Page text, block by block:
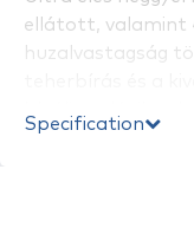
ellátott, valamint
huzalvastagság
Jellemzők:
Specification